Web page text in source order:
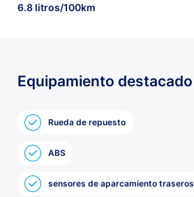
6.8 litros/100km
Equipamiento destacado
Rueda de repuesto
ABS
sensores de aparcamiento traseros